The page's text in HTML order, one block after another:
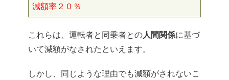
減額率２０％
これらは、運転者と同乗者との人間関係に基づ
いて減額がなされたといえます。
しかし、同じような理由でも減額がされないこ